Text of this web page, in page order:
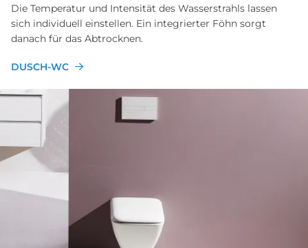
Die Temperatur und Intensität des Wasserstrahls lassen
sich individuell einstellen. Ein integrierter Föhn sorgt
danach für das Abtrocknen.
DUSCH-WC